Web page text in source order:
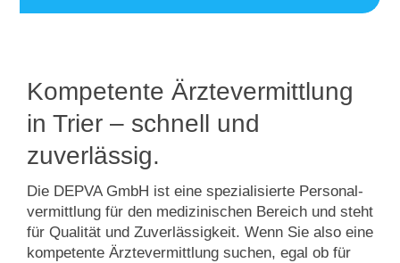
Kompetente Ärztevermittlung
in Trier – schnell und
zuverlässig.
Die DEPVA GmbH ist eine spezialisierte Personal­
vermittlung für den medizinischen Bereich und steht
für Qualität und Zuverlässigkeit. Wenn Sie also eine
kompetente Ärztevermittlung suchen, egal ob für